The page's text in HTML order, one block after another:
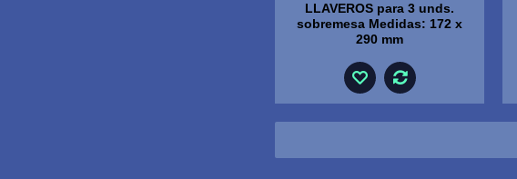
LLAVEROS para 3 unds.
sobremesa Medidas: 172 x
290 mm